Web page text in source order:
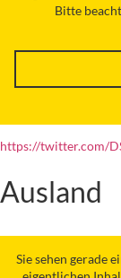
Bitte
https://twitter.com/
Ausland
Sie sehen gerade